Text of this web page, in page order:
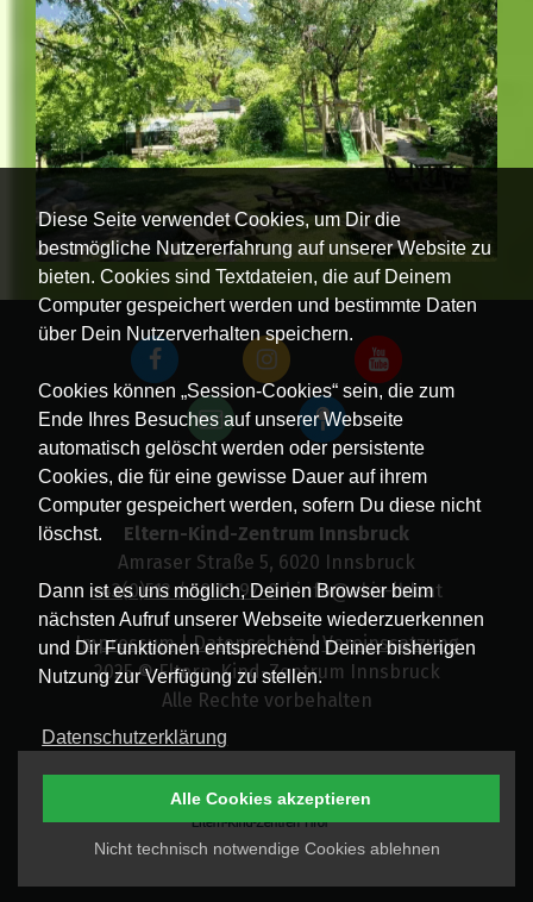
Diese Seite verwendet Cookies, um Dir die
bestmögliche Nutzererfahrung auf unserer Website zu
bieten. Cookies sind Textdateien, die auf Deinem
Computer gespeichert werden und bestimmte Daten
über Dein Nutzerverhalten speichern.
Cookies können „Session-Cookies“ sein, die zum
Ende Ihres Besuches auf unserer Webseite
automatisch gelöscht werden oder persistente
Cookies, die für eine gewisse Dauer auf ihrem
Computer gespeichert werden, sofern Du diese nicht
löschst.
Dann ist es uns möglich, Deinen Browser beim
nächsten Aufruf unserer Webseite wiederzuerkennen
und Dir Funktionen entsprechend Deiner bisherigen
Nutzung zur Verfügung zu stellen.
Datenschutzerklärung
Nicht technisch notwendige Cookies ablehnen
Alle Cookies akzeptieren
Eltern-Kind-Zentrum Innsbruck
Amraser Straße 5, 6020 Innsbruck
+43(0)512 / 58 19 97-0| info@ekiz-ibk.at
Impressum|Datenschutz|Vereinssatzung
2025 © Eltern-Kind-Zentrum Innsbruck
Alle Rechte vorbehalten